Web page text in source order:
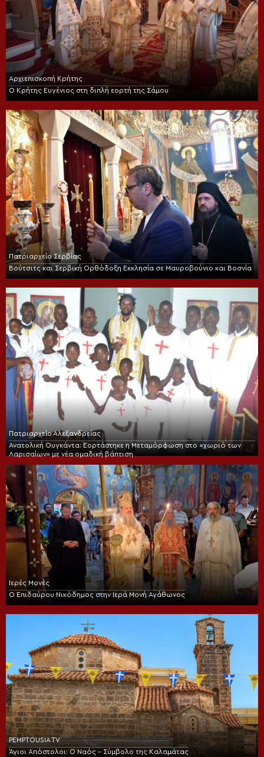
Αρχιεπισκοπή Κρήτης
Ο Κρήτης Ευγένιος στη διπλή εορτή της Σάμου
Πατριαρχείο Σερβίας
Βούτσιτς και Σερβική Ορθόδοξη Εκκλησία σε Μαυροβούνιο και Βοσνία
Πατριαρχείο Αλεξανδρείας
Ανατολική Ουγκάντα: Εορτάστηκε η Μεταμόρφωση στο «χωριό των
Λαρισαίων» με νέα ομαδική βάπτιση
Ιερές Μονές
Ο Επιδαύρου Νικόδημος στην Ιερά Μονή Αγάθωνος
PEMPTOUSIA TV
Άγιοι Απόστολοι: Ο Ναός – Σύμβολο της Καλαμάτας